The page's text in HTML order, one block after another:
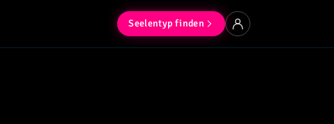
Seelentyp finden